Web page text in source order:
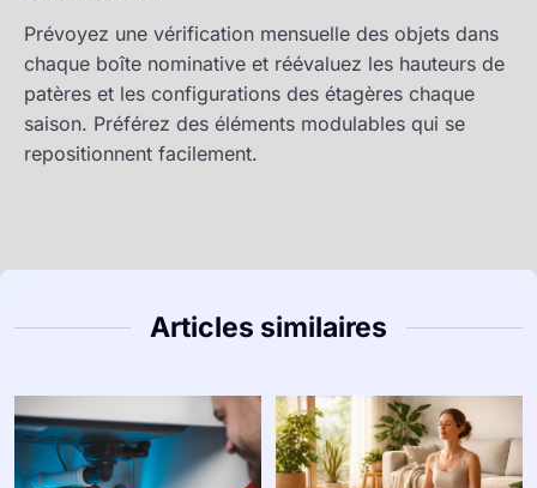
Prévoyez une vérification mensuelle des objets dans
chaque boîte nominative et réévaluez les hauteurs de
patères et les configurations des étagères chaque
saison. Préférez des éléments modulables qui se
repositionnent facilement.
Articles similaires